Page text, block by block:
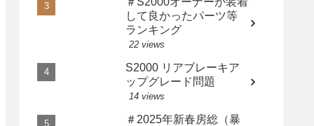
して良かったパーツ等
ランキング
22 views
S2000 リアブレーキア
ップグレード問題
14 views
＃2025年新春房総（暴